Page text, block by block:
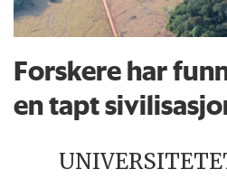
Forskere har
en tapt